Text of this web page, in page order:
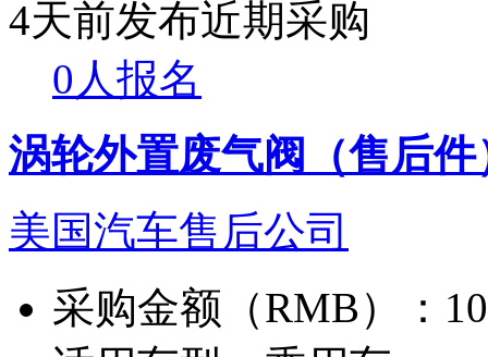
4天前发布近期采购
0人报名
涡轮外置废气阀（售后件
美国汽车售后公司
采购金额（RMB）：